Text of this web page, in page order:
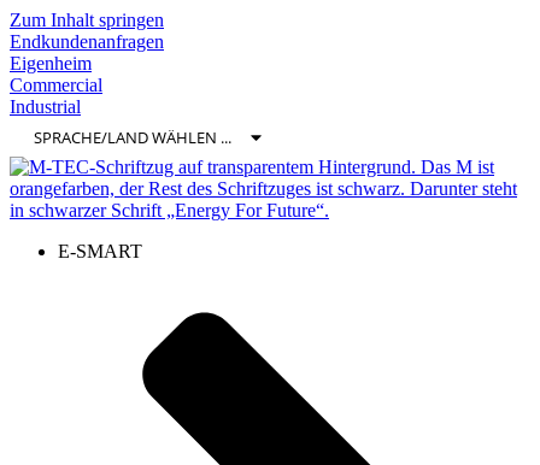
Zum Inhalt springen
Endkundenanfragen
Eigenheim
Commercial
Industrial
E-SMART